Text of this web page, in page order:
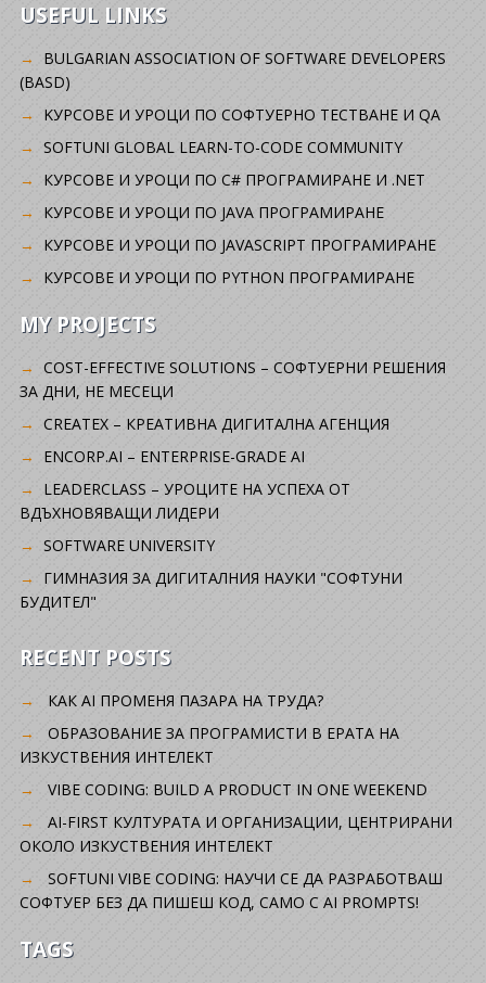
USEFUL LINKS
BULGARIAN ASSOCIATION OF SOFTWARE DEVELOPERS
(BASD)
KУРСОВЕ И УРОЦИ ПО СОФТУЕРНО ТЕСТВАНЕ И QA
SOFTUNI GLOBAL LEARN-TO-CODE COMMUNITY
КУРСОВЕ И УРОЦИ ПО C# ПРОГРАМИРАНЕ И .NET
КУРСОВЕ И УРОЦИ ПО JAVA ПРОГРАМИРАНЕ
КУРСОВЕ И УРОЦИ ПО JAVASCRIPT ПРОГРАМИРАНЕ
КУРСОВЕ И УРОЦИ ПО PYTHON ПРОГРАМИРАНЕ
MY PROJECTS
COST-EFFECTIVE SOLUTIONS – СОФТУЕРНИ РЕШЕНИЯ
ЗА ДНИ, НЕ МЕСЕЦИ
CREATEX – КРЕАТИВНА ДИГИТАЛНА АГЕНЦИЯ
ENCORP.AI – ENTERPRISE-GRADE AI
LEADERCLASS – УРОЦИТЕ НА УСПЕХА ОТ
ВДЪХНОВЯВАЩИ ЛИДЕРИ
SOFTWARE UNIVERSITY
ГИМНАЗИЯ ЗА ДИГИТАЛНИЯ НАУКИ "СОФТУНИ
БУДИТЕЛ"
RECENT POSTS
КАК AI ПРОМЕНЯ ПАЗАРА НА ТРУДА?
ОБРАЗОВАНИЕ ЗА ПРОГРАМИСТИ В ЕРАТА НА
ИЗКУСТВЕНИЯ ИНТЕЛЕКТ
VIBE CODING: BUILD A PRODUCT IN ONE WEEKEND
AI-FIRST КУЛТУРАТА И ОРГАНИЗАЦИИ, ЦЕНТРИРАНИ
ОКОЛО ИЗКУСТВЕНИЯ ИНТЕЛЕКТ
SOFTUNI VIBE CODING: НАУЧИ СЕ ДА РАЗРАБОТВАШ
СОФТУЕР БЕЗ ДА ПИШЕШ КОД, САМО С AI PROMPTS!
TAGS